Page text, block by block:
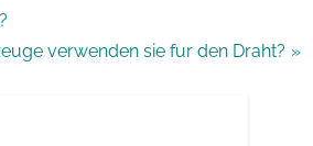
verwenden sie fur den Draht?